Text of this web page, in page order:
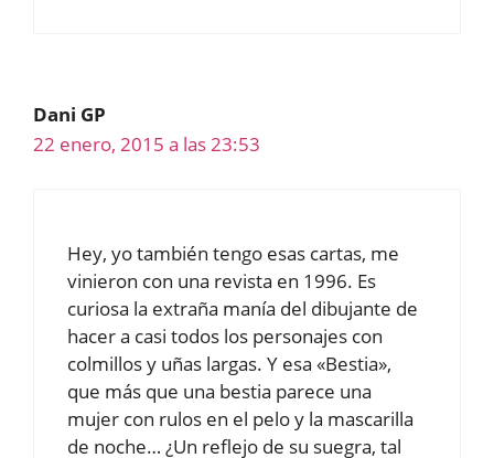
Dani GP
22 enero, 2015 a las 23:53
Hey, yo también tengo esas cartas, me
vinieron con una revista en 1996. Es
curiosa la extraña manía del dibujante de
hacer a casi todos los personajes con
colmillos y uñas largas. Y esa «Bestia»,
que más que una bestia parece una
mujer con rulos en el pelo y la mascarilla
de noche… ¿Un reflejo de su suegra, tal